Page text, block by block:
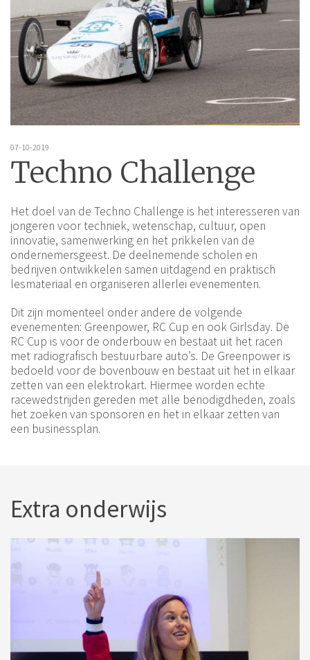
07-10-2019
Techno Challenge
Het doel van de Techno Challenge is het interesseren van
jongeren voor techniek, wetenschap, cultuur, open
innovatie, samenwerking en het prikkelen van de
ondernemersgeest. De deelnemende scholen en
bedrijven ontwikkelen samen uitdagend en praktisch
lesmateriaal en organiseren allerlei evenementen.
Dit zijn momenteel onder andere de volgende
evenementen: Greenpower, RC Cup en ook Girlsday. De
RC Cup is voor de onderbouw en bestaat uit het racen
met radiografisch bestuurbare auto’s. De Greenpower is
bedoeld voor de bovenbouw en bestaat uit het in elkaar
zetten van een elektrokart. Hiermee worden echte
racewedstrijden gereden met alle benodigdheden, zoals
het zoeken van sponsoren en het in elkaar zetten van
een businessplan.
Extra onderwijs